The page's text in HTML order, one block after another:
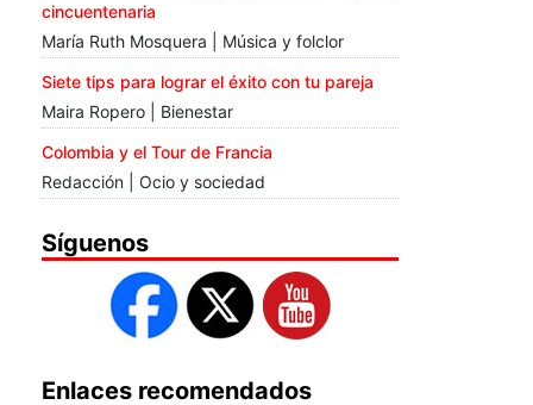
cincuentenaria
María Ruth Mosquera | Música y folclor
Siete tips para lograr el éxito con tu pareja
Maira Ropero | Bienestar
Colombia y el Tour de Francia
Redacción | Ocio y sociedad
Síguenos
Enlaces recomendados